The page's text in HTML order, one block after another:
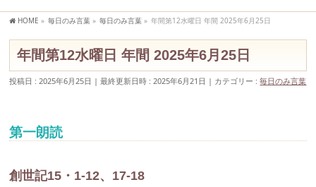
HOME » 毎日のみ言葉 » 毎日のみ言葉 » 年間第12水曜日 年間 2025年6月25日
年間第12水曜日 年間 2025年6月25日
投稿日 : 2025年6月25日 最終更新日時 : 2025年6月21日 カテゴリー :毎日のみ言葉
第一朗読
創世記15・1-12、17-18